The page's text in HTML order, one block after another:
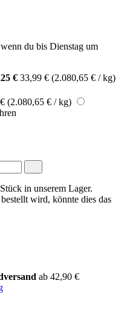
du bis Dienstag um
€ 33,99 € (2.080,65 € / kg)
(2.080,65 € / kg)
in unserem Lager.
wird, könnte dies das
ab 42,90 €